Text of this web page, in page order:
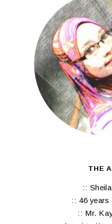
THE
::
:: 46 years
:: Mr.